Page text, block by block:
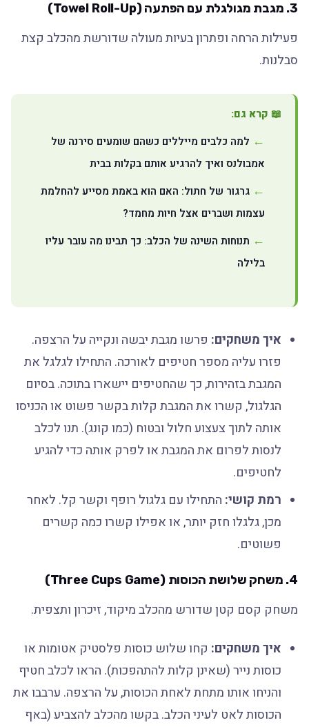
3. מגבת מגולגלת עם הפתעה (Towel Roll-Up)
פעילות הרחה ופתרון בעיות מעולה שדורשת מהכלב קצת
סבלנות.
📖 קרא גם:
למה כלבים מייללים כשהם שומעים סירנה של
אמבולנס ואיך להרגיע אותם בקלות בבית
גרגור של חתול: האם הוא באמת מסייע להחלמת
עצמות ושברים אצל חיות מחמד?
תנוחות השינה של הכלב: כך תבינו מה עובר עליו
בלילה
איך משחקים:פרשו מגבת יבשה ונקייה על הרצפה.
פזרו עליה מספר חטיפים לאורכה. התחילו לגלגל את
המגבת בזהירות, כך שהחטיפים יישארו בתוכה. בסיום
הגלגול, קשרו את המגבת קלות בקשר פשוט או הכניסו
אותה לתוך צעצוע חלול ובטוח (כמו קונג). תנו לכלב
לנסות לפרום את המגבת או לפרק אותה כדי להגיע
לחטיפים.
רמת קושי:התחילו עם גלגול רופף וקשר קל. לאחר
מכן, גלגלו חזק יותר, או אפילו קשרו כמה קשרים
פשוטים.
4. משחק שלושת הכוסות (Three Cups Game)
משחק קסם קטן שדורש מהכלב מיקוד, זיכרון ותצפית.
איך משחקים:קחו שלוש כוסות פלסטיק אטומות או
כוסות נייר (שאינן קלות להתהפכות). הראו לכלב חטיף
והניחו אותו מתחת לאחת הכוסות, על הרצפה. ערבבו את
הכוסות לאט לעיני הכלב. בקשו מהכלב להצביע (באף